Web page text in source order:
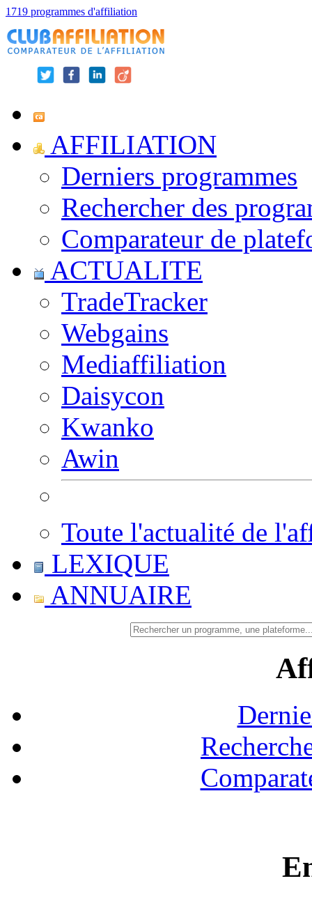
1719 programmes d'affiliation
AFFILIATION
Derniers programmes
Rechercher des
Comparateur de
ACTUALITE
TradeTracker
Webgains
Mediaffiliation
Daisycon
Kwanko
Awin
Toute l'actualité de
LEXIQUE
ANNUAIRE